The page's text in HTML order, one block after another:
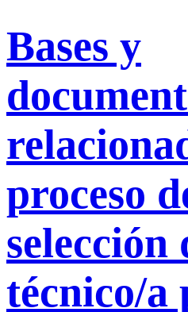
Bases y
proceso
selección
técnico/a